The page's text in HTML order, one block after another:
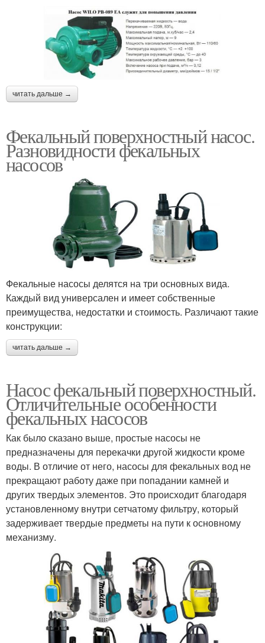
читать дальше →
Фекальный поверхностный насос.
Разновидности фекальных
насосов
Фекальные насосы делятся на три основных вида.
Каждый вид универсален и имеет собственные
преимущества, недостатки и стоимость. Различают такие
конструкции:
читать дальше →
Насос фекальный поверхностный.
Отличительные особенности
фекальных насосов
Как было сказано выше, простые насосы не
предназначены для перекачки другой жидкости кроме
воды. В отличие от него, насосы для фекальных вод не
прекращают работу даже при попадании камней и
других твердых элементов. Это происходит благодаря
установленному внутри сетчатому фильтру, который
задерживает твердые предметы на пути к основному
механизму.